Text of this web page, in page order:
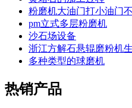
粉磨机大油门打小油门
pm立式多层粉磨机
沙石场设备
浙江方解石悬辊磨粉机
多种类型的球磨机
热销产品